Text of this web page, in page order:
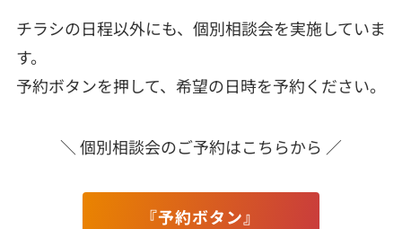
チラシの日程以外にも、個別相談会を実施していま
す。
予約ボタンを押して、希望の日時を予約ください。
＼ 個別相談会のご予約はこちらから ／
『予約ボタン』